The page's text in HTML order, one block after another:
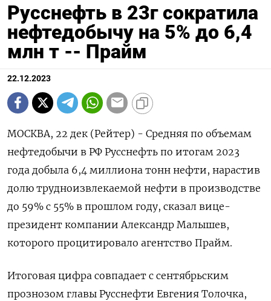
Русснефть в 23г сократила
нефтедобычу на 5% до 6,4
млн т -- Прайм
22.12.2023
МОСКВА, 22 дек (Рейтер) - Средняя по объемам
нефтедобычи в РФ Русснефть по итогам 2023
года добыла 6,4 миллиона тонн нефти, нарастив
долю трудноизвлекаемой нефти в производстве
до 59% с 55% в прошлом году, сказал вице-
президент компании Александр Малышев,
которого процитировало агентство Прайм.
Итоговая цифра совпадает с сентябрьским
прознозом главы Русснефти Евгения Толочка,